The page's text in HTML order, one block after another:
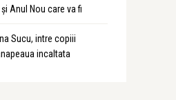
Anul Nou care va fi
Sucu, intre copiii
incaltata